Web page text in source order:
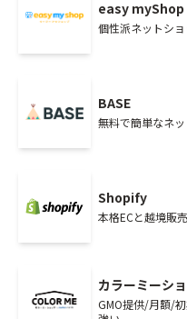
easy myShop
個性派ネットシ
BASE
無料で簡単なネ
Shopify
本格ECと越境販
カラーミーシ
GMO提供/月額/